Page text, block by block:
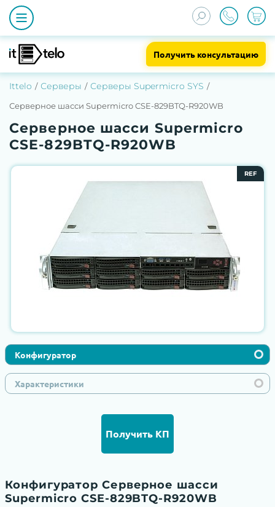
Получить консультацию
Ittelo Серверы Серверы Supermicro SYS
Серверное шасси Supermicro CSE-829BTQ-R920WB
Серверное шасси Supermicro
CSE-829BTQ-R920WB
REF
Конфигуратор
Характеристики
Получить КП
Конфигуратор Серверное шасси
Supermicro CSE-829BTQ-R920WB